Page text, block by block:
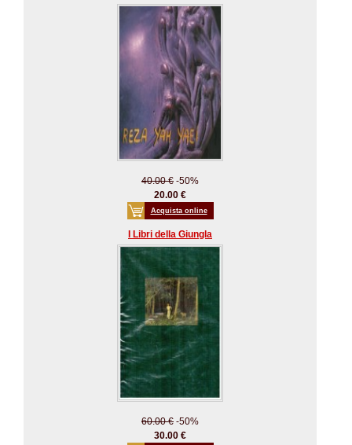
40.00 € -50%
20.00 €
Acquista online
I Libri della Giungla
60.00 € -50%
30.00 €